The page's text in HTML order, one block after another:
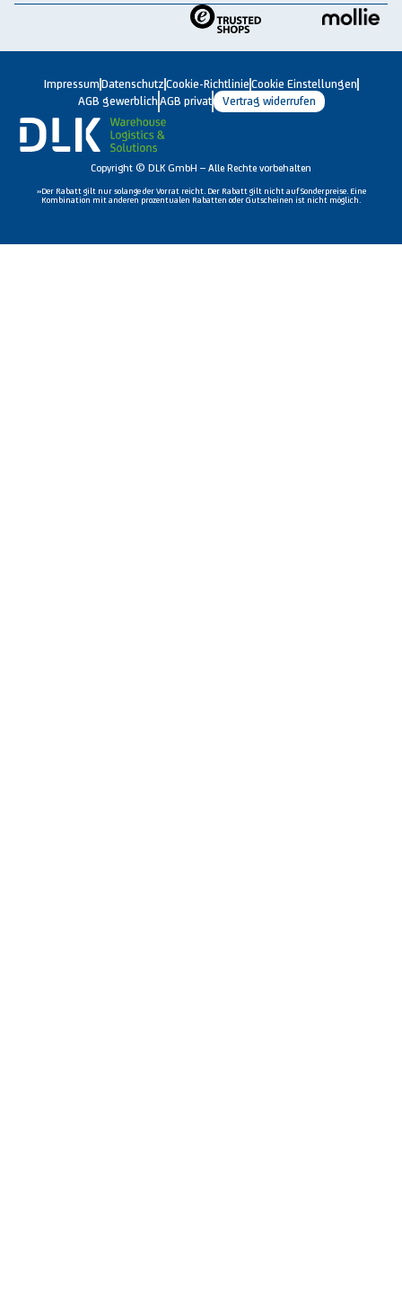
Impressum Datenschutz Cookie-Richtlinie Cookie Einstellungen
AGB gewerblich AGB privat Vertrag widerrufen
Copyright © DLK GmbH – Alle Rechte vorbehalten
»Der Rabatt gilt nur solange der Vorrat reicht. Der Rabatt gilt nicht auf Sonderpreise. Eine
Kombination mit anderen prozentualen Rabatten oder Gutscheinen ist nicht möglich.